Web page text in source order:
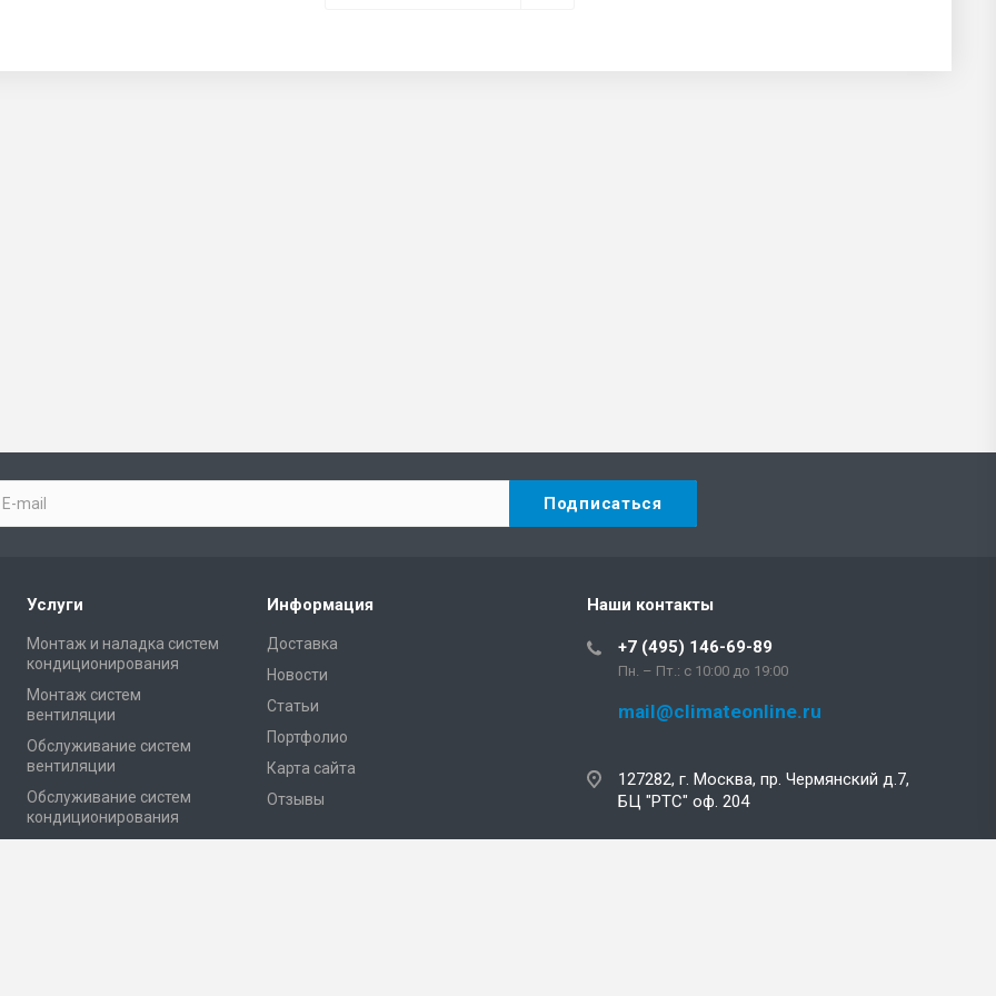
Услуги
Монтаж и наладка систем
кондиционирования
Монтаж систем
вентиляции
Обслуживание систем
вентиляции
Обслуживание систем
кондиционирования
Информация
Доставка
Новости
Статьи
Портфолио
Карта сайта
Отзывы
Наши контакты
+7 (495) 146-69-89
Пн. – Пт.: с 10:00 до 19:00
mail@climateonline.ru
127282, г. Москва, пр. Чермянский д.7,
БЦ "РТС" оф. 204